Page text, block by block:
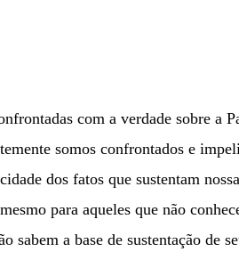
com a verdade sobre a
somos confrontados e
dos fatos que sustentam
para aqueles que não
a base de sustentação de